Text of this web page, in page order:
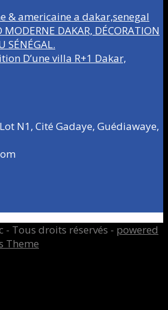
& americaine a dakar,senegal
MODERNE DAKAR, DÉCORATION
SÉNÉGAL.
D’une villa R+1 Dakar,
N1, Cité Gadaye, Guédiawaye,
- Tous droits réservés - powered
Theme